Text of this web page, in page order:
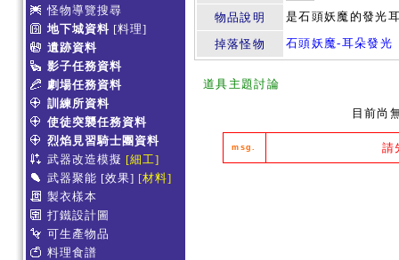
怪物導覽搜尋
地下城資料 [料理]
遺跡資料
影子任務資料
劇場任務資料
訓練所資料
使徒突襲任務資料
烈焰見習騎士團資料
武器改造模擬 [細工]
武器聚能 [效果] [材料]
製衣樣本
打鐵設計圖
可生產物品
料理食譜
物品說明 是石頭妖魔的發光
掉落怪物 石頭妖魔-耳朵發光
道具主題討論
目前尚
msg. 請